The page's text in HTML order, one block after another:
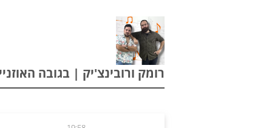
רומק ורובינצ'יק | בגובה האוזניים |